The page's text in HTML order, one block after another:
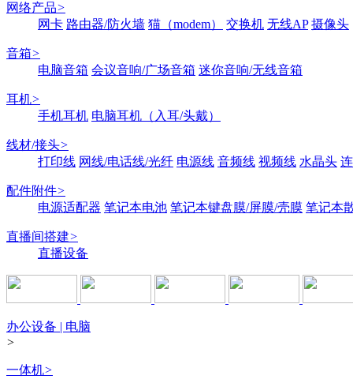
网络产品>
网卡 路由器/防火墙 猫（modem） 交换机 无线AP 摄像头
音箱>
电脑音箱 会议音响/广场音箱 迷你音响/无线音箱
耳机>
手机耳机 电脑耳机（入耳/头戴）
线材/接头>
打印线 网线/电话线/光纤 电源线 音频线 视频线 水晶头
配件附件>
电源适配器 笔记本电池 笔记本键盘膜/屏膜/壳膜 笔记本
直播间搭建>
直播设备
办公设备 | 电脑
>
一体机>